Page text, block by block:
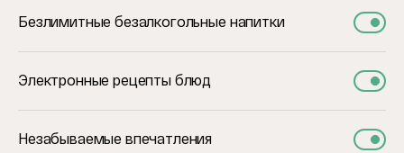
Безлимитные безалкогольные напитки
Электронные рецепты блюд
Незабываемые впечатления